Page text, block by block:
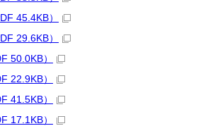
45.4KB）
29.6KB）
50.0KB）
22.9KB）
41.5KB）
17.1KB）